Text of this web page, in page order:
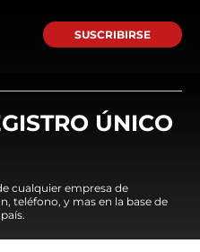
SUSCRIBIRSE
ÚNICO
cualquier empresa de
teléfono, y mas en la base de